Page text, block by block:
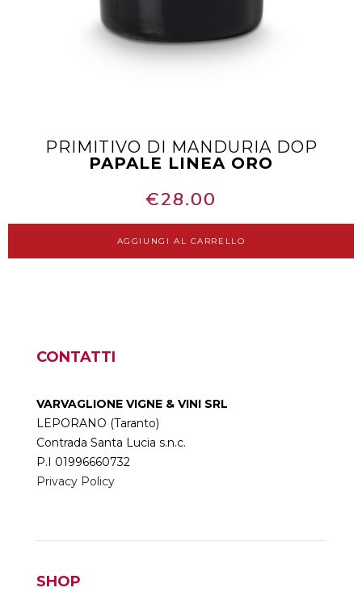
PRIMITIVO DI MANDURIA DOP
PAPALE LINEA ORO
€28.00
AGGIUNGI AL CARRELLO
CONTATTI
VARVAGLIONE VIGNE & VINI SRL
LEPORANO (Taranto)
Contrada Santa Lucia s.n.c.
P.I 01996660732
Privacy Policy
SHOP